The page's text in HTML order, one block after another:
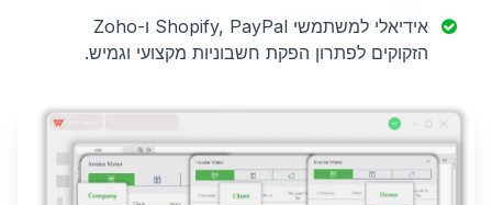
אידיאלי למשתמשי Shopify, PayPal ו-Zoho
הזקוקים לפתרון הפקת חשבוניות מקצועי וגמיש.